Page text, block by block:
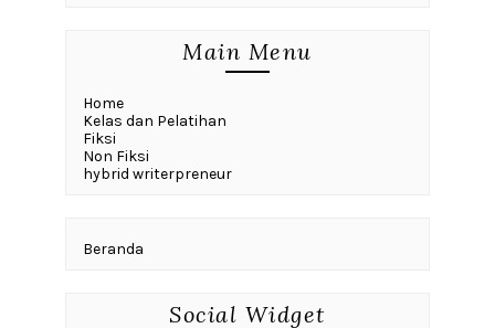
Main Menu
Home
Kelas dan Pelatihan
Fiksi
Non Fiksi
hybrid writerpreneur
Beranda
Social Widget